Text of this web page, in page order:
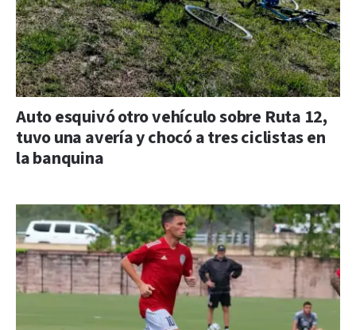
Auto esquivó otro vehículo sobre Ruta 12,
tuvo una avería y chocó a tres ciclistas en
la banquina